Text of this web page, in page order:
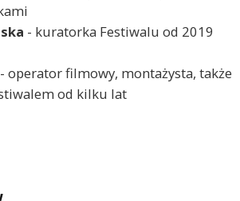
- kuratorka Festiwalu od 2019
- operator filmowy, montażysta, także
od kilku lat